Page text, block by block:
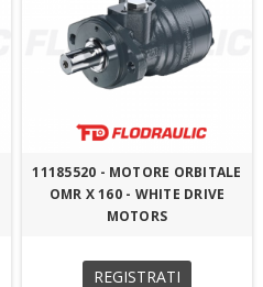
11185520 - MOTORE ORBITALE
OMR X 160 - WHITE DRIVE
MOTORS
REGISTRATI